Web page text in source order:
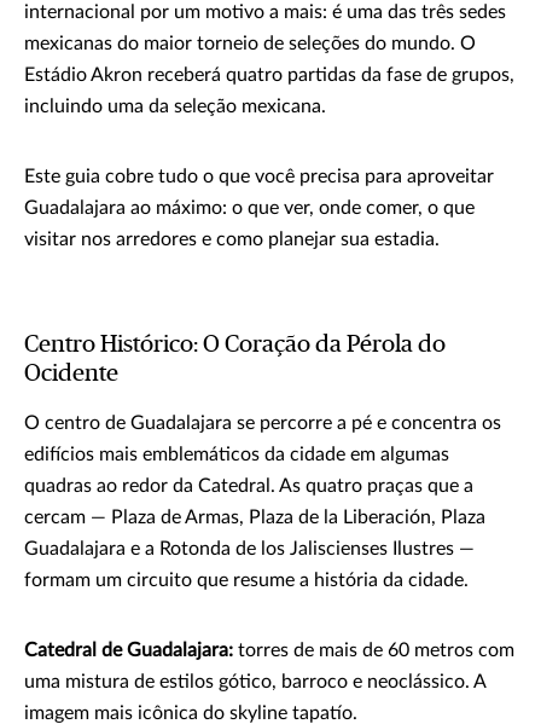
internacional por um motivo a mais: é uma das três sedes
mexicanas do maior torneio de seleções do mundo. O
Estádio Akron receberá quatro partidas da fase de grupos,
incluindo uma da seleção mexicana.
Este guia cobre tudo o que você precisa para aproveitar
Guadalajara ao máximo: o que ver, onde comer, o que
visitar nos arredores e como planejar sua estadia.
Centro Histórico: O Coração da Pérola do
Ocidente
O centro de Guadalajara se percorre a pé e concentra os
edifícios mais emblemáticos da cidade em algumas
quadras ao redor da Catedral. As quatro praças que a
cercam — Plaza de Armas, Plaza de la Liberación, Plaza
Guadalajara e a Rotonda de los Jaliscienses Ilustres —
formam um circuito que resume a história da cidade.
Catedral de Guadalajara: torres de mais de 60 metros com
uma mistura de estilos gótico, barroco e neoclássico. A
imagem mais icônica do skyline tapatío.